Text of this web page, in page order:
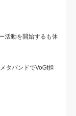
活動を開始するも休
タバンドでVoGt担